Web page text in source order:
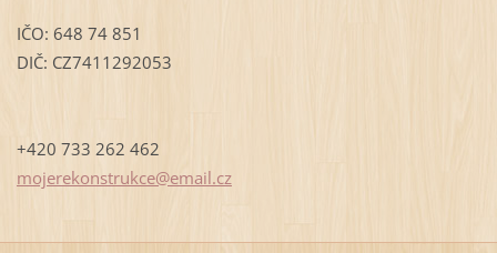
IČO: 648 74 851
DIČ: CZ7411292053
+420 733 262 462
mojerekonstrukce@email.cz